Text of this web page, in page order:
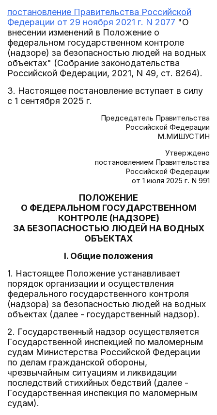
постановление Правительства Российской
Федерации от 29 ноября 2021 г. N 2077 "О
внесении изменений в Положение о
федеральном государственном контроле
(надзоре) за безопасностью людей на водных
объектах" (Собрание законодательства
Российской Федерации, 2021, N 49, ст. 8264).
3. Настоящее постановление вступает в силу
с 1 сентября 2025 г.
Председатель Правительства
Российской Федерации
М.МИШУСТИН
Утверждено
постановлением Правительства
Российской Федерации
от 1 июля 2025 г. N 991
ПОЛОЖЕНИЕ
О ФЕДЕРАЛЬНОМ ГОСУДАРСТВЕННОМ
КОНТРОЛЕ (НАДЗОРЕ)
ЗА БЕЗОПАСНОСТЬЮ ЛЮДЕЙ НА ВОДНЫХ
ОБЪЕКТАХ
I. Общие положения
1. Настоящее Положение устанавливает
порядок организации и осуществления
федерального государственного контроля
(надзора) за безопасностью людей на водных
объектах (далее - государственный надзор).
2. Государственный надзор осуществляется
Государственной инспекцией по маломерным
судам Министерства Российской Федерации
по делам гражданской обороны,
чрезвычайным ситуациям и ликвидации
последствий стихийных бедствий (далее -
Государственная инспекция по маломерным
судам).